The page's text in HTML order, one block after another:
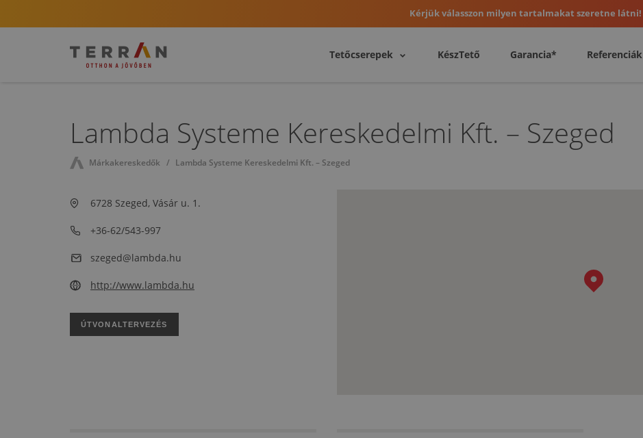
Kérjük válasszon milyen tartalmakat szeretne látni!
Tetőcserepek KészTető Garancia* Referenciák
Lambda Systeme Kereskedelmi Kft. – Szeged
Márkakereskedők Lambda Systeme Kereskedelmi Kft. – Szeged
6728 Szeged, Vásár u. 1.
+36-62/543-997
szeged@lambda.hu
http://www.lambda.hu
ÚTVONALTERVEZÉS